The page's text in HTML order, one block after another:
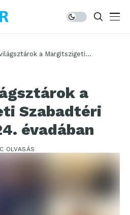
a Margitszigeti
a
Szabadtéri
évadában
OLVASÁS